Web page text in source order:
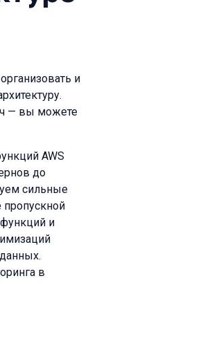
и
— вы можете
AWS
до
сильные
пропускной
и
в